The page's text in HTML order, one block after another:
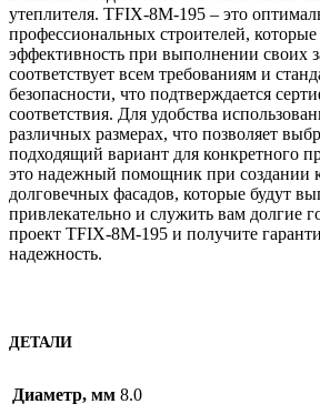
утеплителя. TFIX-8M-195 – это
профессиональных строителей, которые
эффективность при выполнении своих
соответствует всем требованиям и
безопасности, что подтверждается
соответствия. Для удобства
различных размерах, что позволяет
подходящий вариант для конкретного
это надежный помощник при создании
долговечных фасадов, которые будут
привлекательно и служить вам долгие
проект TFIX-8M-195 и получите
надежность.
ДЕТАЛИ
Диаметр, мм 8.0